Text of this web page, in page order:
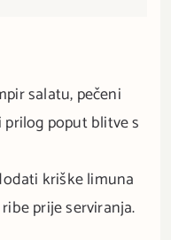
salatu, pečeni
poput blitve s
kriške limuna
prije serviranja.